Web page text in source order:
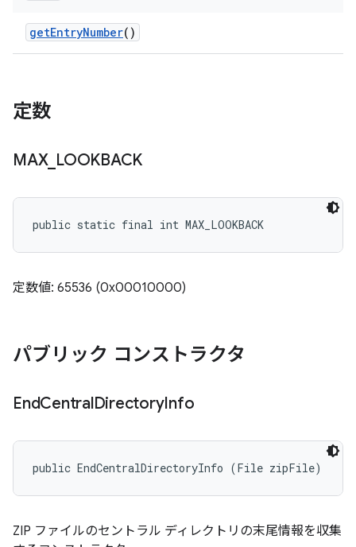
getEntryNumber()
定数
MAX_ LOOKBACK
public static final int MAX_LOOKBACK
定数値: 65536 (0x00010000)
パブリック コンストラクタ
EndCentralDirectoryInfo
public EndCentralDirectoryInfo (File zipFile)
ZIP ファイルのセントラル ディレクトリの末尾情報を収集